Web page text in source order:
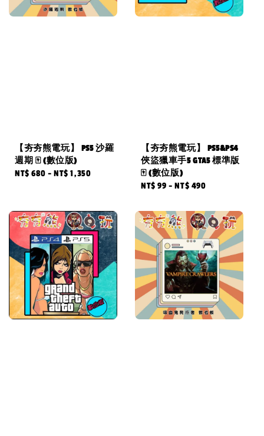
【夯夯熊電玩】 PS5 沙羅
週期 🀄 (數位版)
Regular
NT$ 680 -NT$ 1,350
【夯夯熊電玩】 PS5&PS4
俠盜獵車手5 GTA5 標準版
🀄 (數位版)
Regular
NT$ 99 -NT$ 490